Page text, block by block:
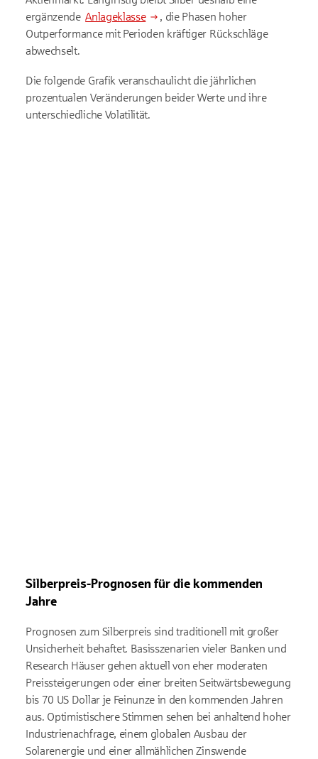
ergänzendeAnlageklasse
, die Phasen hoher
Outperformance mit Perioden kräftiger Rückschläge
abwechselt.
Die folgende Grafik veranschaulicht die jährlichen
prozentualen Veränderungen beider Werte und ihre
unterschiedliche Volatilität.
Silberpreis-Prognosen für die kommenden
Jahre
Prognosen zum Silberpreis sind traditionell mit großer
Unsicherheit behaftet. Basisszenarien vieler Banken und
Research Häuser gehen aktuell von eher moderaten
Preissteigerungen oder einer breiten Seitwärtsbewegung
bis 70 US Dollar je Feinunze in den kommenden Jahren
aus. Optimistischere Stimmen sehen bei anhaltend hoher
Industrienachfrage, einem globalen Ausbau der
Solarenergie und einer allmählichen Zinswende